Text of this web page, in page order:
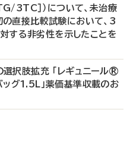
3TC］）について、未治療
直接比較試験において、3
る非劣性を示したことを
択肢拡充 「レギュニール®
グ1.5L」薬価基準収載のお